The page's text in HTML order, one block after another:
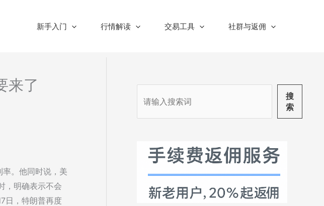
新手入门 行情解读 交易工具 社群与返佣
来了
。他同时说，美
，明确表示不会
日，特朗普再度
搜
索